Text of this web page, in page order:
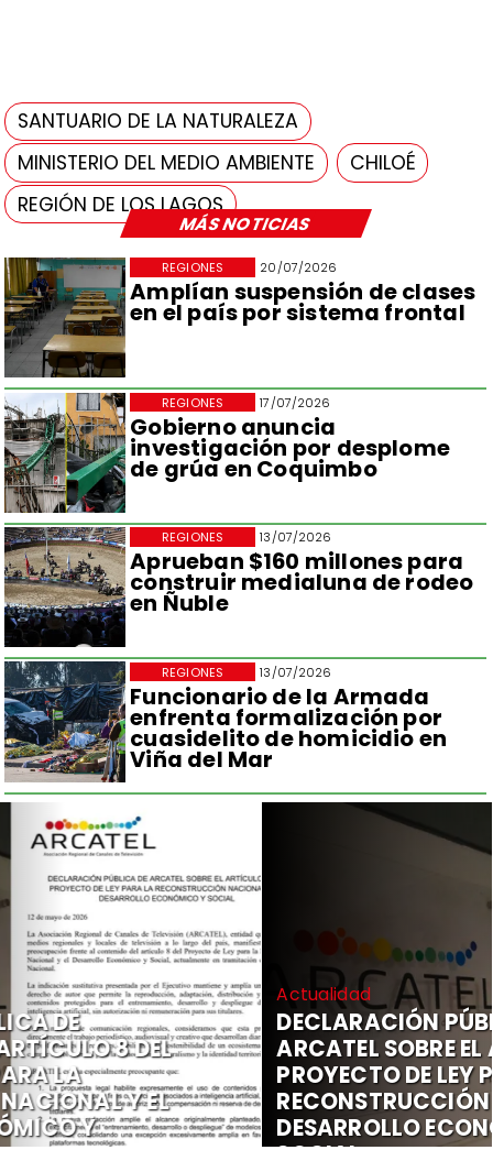
MÁS NOTICIAS
20/07/2026
Amplían suspensión de clases
en el país por sistema frontal
REGIONES
17/07/2026
Gobierno anuncia
investigación por desplome
de grúa en Coquimbo
REGIONES
13/07/2026
Aprueban $160 millones para
construir medialuna de rodeo
en Ñuble
REGIONES
13/07/2026
Funcionario de la Armada
enfrenta formalización por
cuasidelito de homicidio en
Viña del Mar
REGIONES
SANTUARIO DE LA NATURALEZA
MINISTERIO DEL MEDIO AMBIENTE
CHILOÉ
REGIÓN DE LOS LAGOS
Actualidad
DECLARACIÓN PÚBLICA DE
ARCATEL SOBRE EL ARTÍCULO 8 DEL
PROYECTO DE LEY PARA LA
RECONSTRUCCIÓN NACIONAL Y EL
DESARROLLO ECONÓMICO Y
SOCIAL